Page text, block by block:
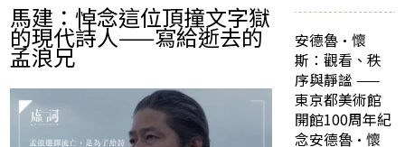
馬建：悼念這位頂撞文字獄
的現代詩人——寫給逝去的
孟浪兄
安德魯·懷
斯：觀看、秩
序與靜謐 ——
東京都美術館
開館100周年紀
念安德魯·懷